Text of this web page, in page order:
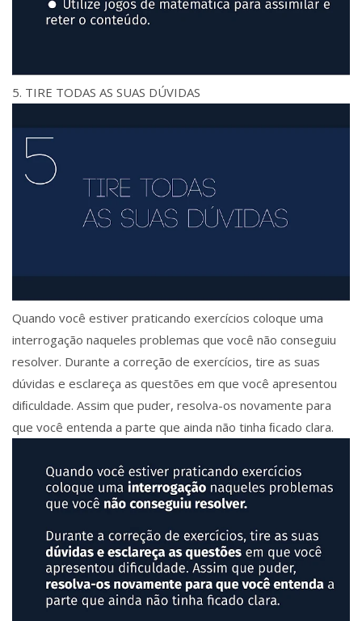
5. TIRE TODAS AS SUAS DÚVIDAS
Quando você estiver praticando exercícios coloque uma
interrogação naqueles problemas que você não conseguiu
resolver. Durante a correção de exercícios, tire as suas
dúvidas e esclareça as questões em que você apresentou
diﬁculdade. Assim que puder, resolva-os novamente para
que você entenda a parte que ainda não tinha ﬁcado clara.